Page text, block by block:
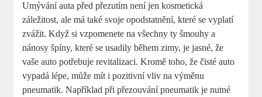
Umývání auta před přezutím není jen kosmetická
záležitost, ale má také svoje opodstatnění, které se vyplatí
zvážit. Když si vzpomenete na všechny ty šmouhy a
nánosy špíny, které se usadily během zimy, je jasné, že
vaše auto potřebuje revitalizaci. Kromě toho, že čisté auto
vypadá lépe, může mít i pozitivní vliv na výměnu
pneumatik. Například při přezouvání pneumatik je nutné